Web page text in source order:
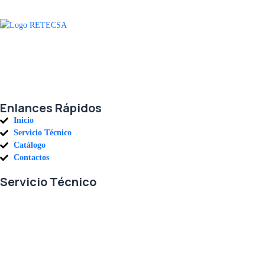
Enlances Rápidos
Inicio
Servicio Técnico
Catálogo
Contactos
Servicio Técnico